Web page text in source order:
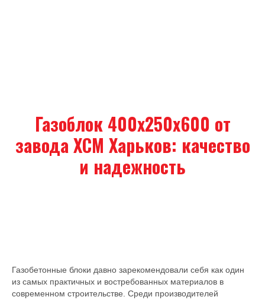
Газоблок 400х250х600 от
завода ХСМ Харьков: качество
и надежность
Газобетонные блоки давно зарекомендовали себя как один
из самых практичных и востребованных материалов в
современном строительстве. Среди производителей